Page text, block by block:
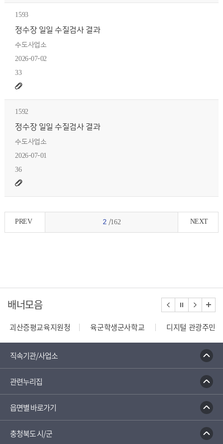
1593
정수장 일일 수질검사 결과
수도사업소
2026-07-02
33
1592
정수장 일일 수질검사 결과
수도사업소
2026-07-01
36
PREV 2 /162 NEXT
배너모음
괴산증평교육지원청 육군학생군사학교
디지털 관광주민증
직속기관/사업소
관련누리집
읍면별 바로가기
충청북도 시/군